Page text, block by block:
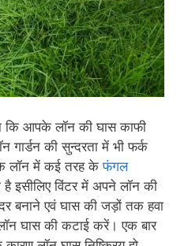
कि आपके लॉन की घास काफी
की सुन्दरता में भी फर्क
लॉन में कई तरह केफंगल
इसीलिए विंटर में अपने लॉन की
बनाने एवं घास की जड़ों तक हवा
घास की कटाई करें। एक बार